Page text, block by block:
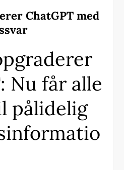
ChatGPT med
Nu får alle
pålidelig